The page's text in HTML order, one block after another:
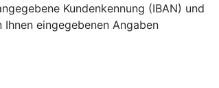
Kundenkennung (IBAN) und
eingegebenen Angaben